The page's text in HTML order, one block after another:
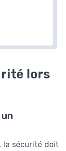
lors
la sécurité doit